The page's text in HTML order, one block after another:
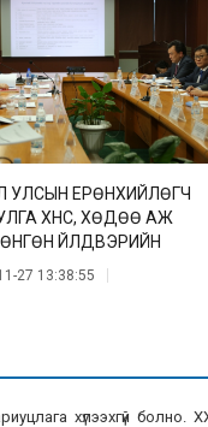
УЛСЫН ЕРӨНХИЙЛӨГЧ
ХҮНС, ХӨДӨӨ АЖ
ҮЙЛДВЭРИЙН
АЖИЛЛАЛАА
27 13:38:55
хүлээхгүй болно.